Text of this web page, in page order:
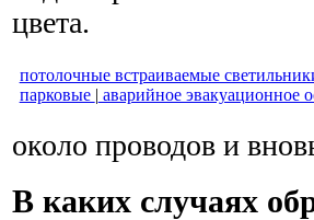
цвета.
потолочные встраиваемые
парковые | аварийное эвакуационное
около проводов и
В каких случаях